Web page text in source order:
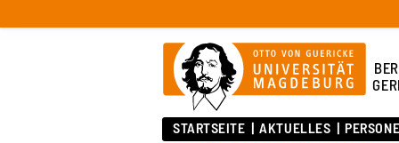
STARTSEITE AKTUELLES